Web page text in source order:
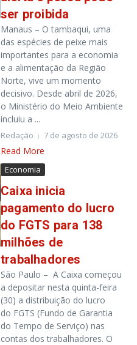
ser proibida
Manaus – O tambaqui, uma
das espécies de peixe mais
importantes para a economia
e a alimentação da Região
Norte, vive um momento
decisivo. Desde abril de 2026,
o Ministério do Meio Ambiente
incluiu a ...
Redação 7 de agosto de 2026
Read More
Economia
Caixa inicia
pagamento do lucro
do FGTS para 138
milhões de
trabalhadores
São Paulo – A Caixa começou
a depositar nesta quinta-feira
(30) a distribuição do lucro
do FGTS (Fundo de Garantia
do Tempo de Serviço) nas
contas dos trabalhadores. O